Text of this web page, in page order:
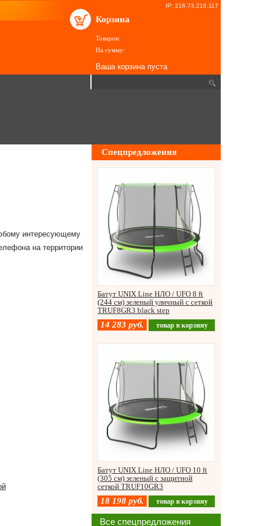
IP: 216.73.216.117
Корзина
Товаров:
На сумму:
Ваша корзина пуста
интересующему
на территории
Спецпредложения
Батут UNIX Line НЛО / UFO 8 ft
(244 см) зеленый уличный с сеткой
TRUF8GR3 black step
14 283 руб. товар в корзину
Батут UNIX Line НЛО / UFO 10 ft
(305 см) зеленый с защитной
сеткой TRUF10GR3
18 198 руб. товар в корзину
Все спецпредложения